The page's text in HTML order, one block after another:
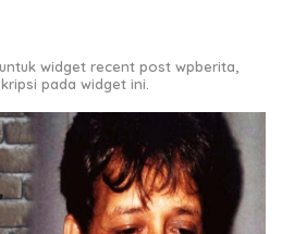
widget recent post wpberita,
pada widget ini.